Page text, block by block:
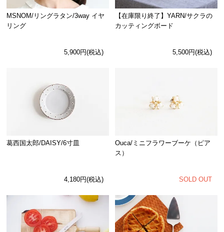
MSNOM/リングラタン/3way イヤ
リング
5,900円(税込)
【在庫限り終了】YARN/サクラの
カッティングボード
5,500円(税込)
葛西国太郎/DAISY/6寸皿
4,180円(税込)
Ouca/ミニフラワーブーケ（ピア
ス）
SOLD OUT